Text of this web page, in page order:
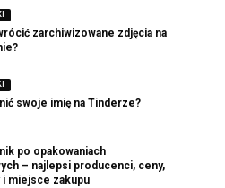
zarchiwizowane zdjęcia na
swoje imię na Tinderze?
po opakowaniach
– najlepsi producenci, ceny,
i miejsce zakupu